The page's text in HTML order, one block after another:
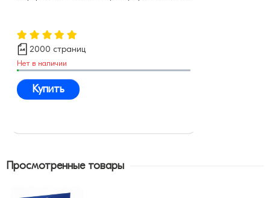
2000 страниц
Нет в наличии
Купить
Просмотренные товары